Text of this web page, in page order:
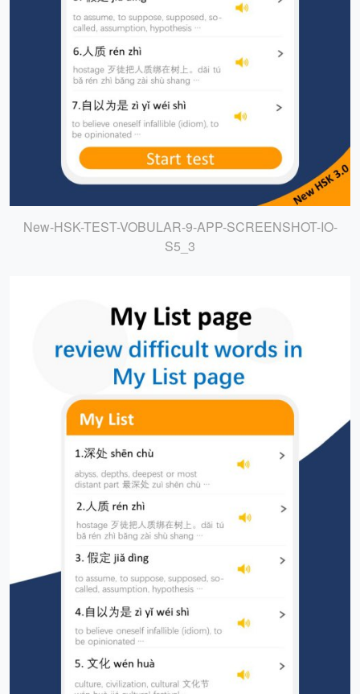
New-HSK-TEST-VOBULAR-9-APP-SCREENSHOT-IO-
S5_3